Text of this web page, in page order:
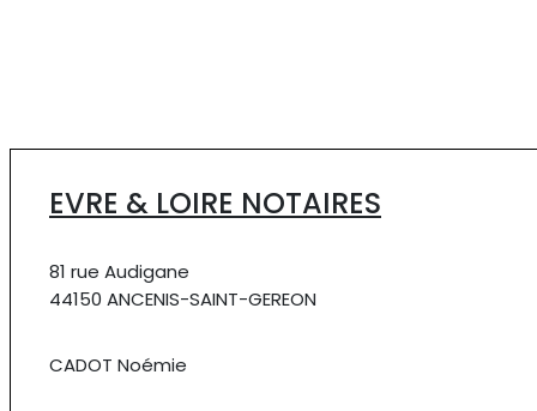
EVRE & LOIRE NOTAIRES
81 rue Audigane
44150 ANCENIS-SAINT-GEREON
CADOT Noémie